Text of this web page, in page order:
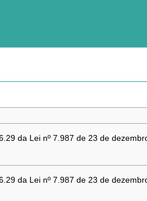
da Lei nº 7.987 de 23 de
da Lei nº 7.987 de 23 de